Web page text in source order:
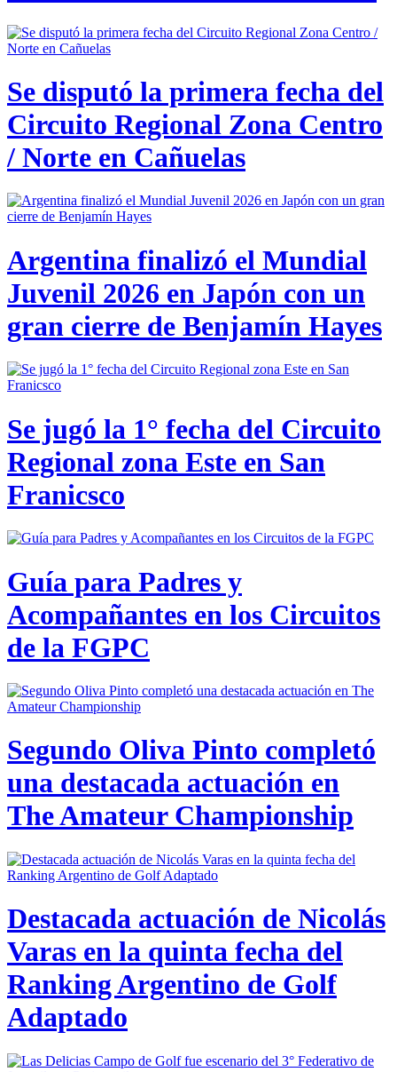
Se disputó la primera fecha del
Circuito Regional Zona Centro
/ Norte en Cañuelas
Argentina finalizó el Mundial
Juvenil 2026 en Japón con un
gran cierre de Benjamín Hayes
Se jugó la 1° fecha del Circuito
Regional zona Este en San
Franicsco
Guía para Padres y
Acompañantes en los Circuitos
de la FGPC
Segundo Oliva Pinto completó
una destacada actuación en
The Amateur Championship
Destacada actuación de Nicolás
Varas en la quinta fecha del
Ranking Argentino de Golf
Adaptado